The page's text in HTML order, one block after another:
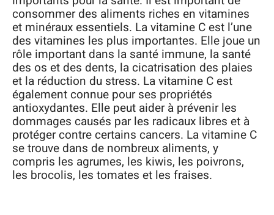
consommer des aliments riches en vitamines
et minéraux essentiels. La vitamine C est l’une
des vitamines les plus importantes. Elle joue un
rôle important dans la santé immune, la santé
des os et des dents, la cicatrisation des plaies
et la réduction du stress. La vitamine C est
également connue pour ses propriétés
antioxydantes. Elle peut aider à prévenir les
dommages causés par les radicaux libres et à
protéger contre certains cancers. La vitamine C
se trouve dans de nombreux aliments, y
compris les agrumes, les kiwis, les poivrons,
les brocolis, les tomates et les fraises.